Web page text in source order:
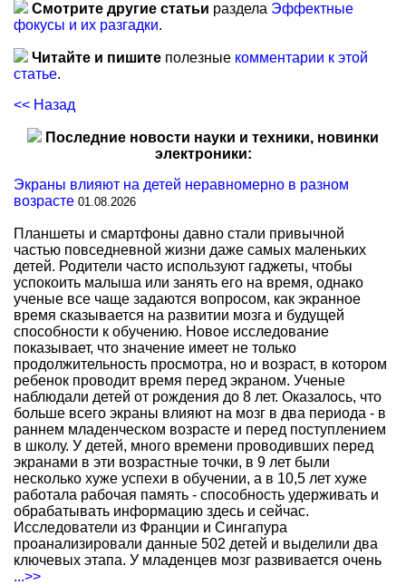
Смотрите другие статьи раздела Эффектные
фокусы и их разгадки.
Читайте и пишите полезные комментарии к этой
статье.
<< Назад
Последние новости науки и техники, новинки
электроники:
Экраны влияют на детей неравномерно в разном
возрасте 01.08.2026
Планшеты и смартфоны давно стали привычной
частью повседневной жизни даже самых маленьких
детей. Родители часто используют гаджеты, чтобы
успокоить малыша или занять его на время, однако
ученые все чаще задаются вопросом, как экранное
время сказывается на развитии мозга и будущей
способности к обучению. Новое исследование
показывает, что значение имеет не только
продолжительность просмотра, но и возраст, в котором
ребенок проводит время перед экраном. Ученые
наблюдали детей от рождения до 8 лет. Оказалось, что
больше всего экраны влияют на мозг в два периода - в
раннем младенческом возрасте и перед поступлением
в школу. У детей, много времени проводивших перед
экранами в эти возрастные точки, в 9 лет были
несколько хуже успехи в обучении, а в 10,5 лет хуже
работала рабочая память - способность удерживать и
обрабатывать информацию здесь и сейчас.
Исследователи из Франции и Сингапура
проанализировали данные 502 детей и выделили два
ключевых этапа. У младенцев мозг развивается очень
...>>